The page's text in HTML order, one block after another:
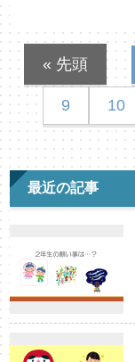
« 先頭
9 10
最近の記事